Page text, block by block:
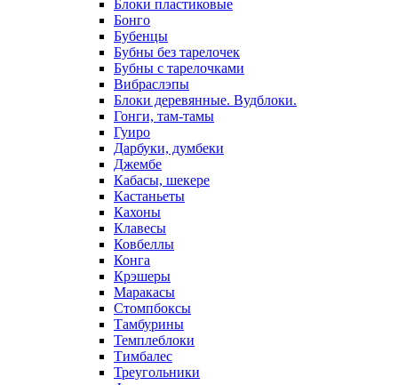
Блоки пластиковые
Бонго
Бубенцы
Бубны без тарелочек
Бубны с тарелочками
Вибраслэпы
Блоки деревянные. Вудблоки.
Гонги, там-тамы
Гуиро
Дарбуки, думбеки
Джембе
Кабасы, шекере
Кастаньеты
Кахоны
Клавесы
Ковбеллы
Конга
Крэшеры
Маракасы
Стомпбоксы
Тамбурины
Темплеблоки
Тимбалес
Треугольники